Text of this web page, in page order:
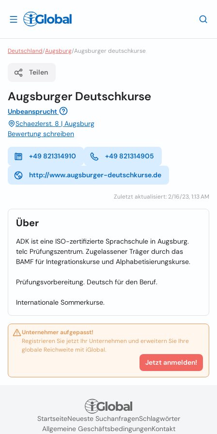
Deutschland/Augsburg/Augsburger deutschkurse
Teilen
Augsburger Deutschkurse
Unbeansprucht
Schaezlerst. 8 | Augsburg
Bewertung schreiben
+49 821314910 +49 821314905
http://www.augsburger-deutschkurse.de
Zuletzt aktualisiert: 2/16/23, 1:13 AM
Über
ADK ist eine ISO-zertifizierte Sprachschule in Augsburg.
telc Prüfungszentrum. Zugelassener Träger durch das
BAMF für Integrationskurse und Alphabetisierungskurse.
Prüfungsvorbereitung. Deutsch für den Beruf.
Internationale Sommerkurse.
Unternehmer aufgepasst!
Registrieren Sie jetzt Ihr Unternehmen und erweitern Sie Ihre
globale Reichweite mit iGlobal.
Jetzt anmelden!
StartseiteNeueste SuchanfragenSchlagwörter
Allgemeine GeschäftsbedingungenKontakt